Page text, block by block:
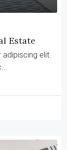
Estate
elit.